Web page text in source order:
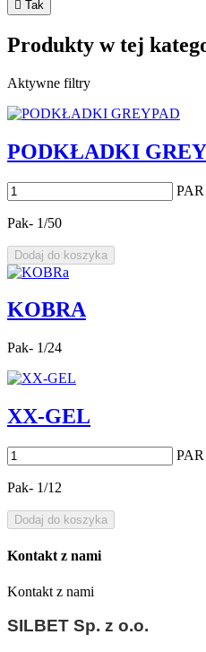
 Tak
Produkty w tej
Aktywne filtry
PODKŁADKI
PAR
Pak- 1/50
Dodaj do koszyka
KOBRA
Pak- 1/24
XX-GEL
PAR
Pak- 1/12
Dodaj do koszyka
Kontakt z nami
Kontakt z nami
SILBET Sp. z o.o.